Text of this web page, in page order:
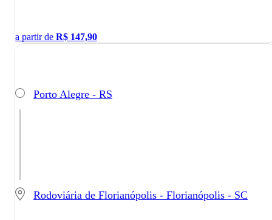
a partir de R$ 147,90
Porto Alegre - RS
Rodoviária de Florianópolis - Florianópolis - SC